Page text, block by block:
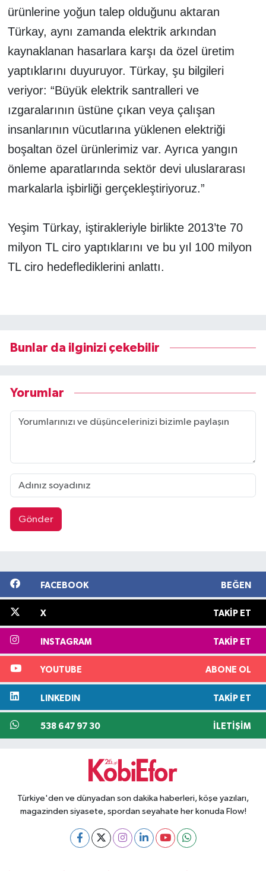
ürünlerine yoğun talep olduğunu aktaran
Türkay, aynı zamanda elektrik arkından
kaynaklanan hasarlara karşı da özel üretim
yaptıklarını duyuruyor. Türkay, şu bilgileri
veriyor: “Büyük elektrik santralleri ve
ızgaralarının üstüne çıkan veya çalışan
insanlarının vücutlarına yüklenen elektriği
boşaltan özel ürünlerimiz var. Ayrıca yangın
önleme aparatlarında sektör devi uluslararası
markalarla işbirliği gerçekleştiriyoruz.”
Yeşim Türkay, iştirakleriyle birlikte 2013’te 70
milyon TL ciro yaptıklarını ve bu yıl 100 milyon
TL ciro hedeflediklerini anlattı.
Bunlar da ilginizi çekebilir
Yorumlar
Gönder
FACEBOOK BEĞEN
X TAKIP ET
INSTAGRAM TAKIP ET
YOUTUBE ABONE OL
LINKEDIN TAKIP ET
538 647 97 30 İLETIŞIM
Türkiye'den ve dünyadan son dakika haberleri, köşe yazıları,
magazinden siyasete, spordan seyahate her konuda Flow!